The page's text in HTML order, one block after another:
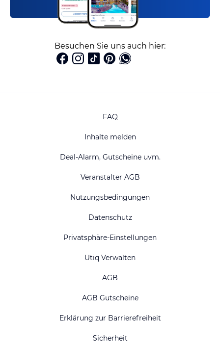
Besuchen Sie uns auch hier:
FAQ
Inhalte melden
Deal-Alarm, Gutscheine uvm.
Veranstalter AGB
Nutzungsbedingungen
Datenschutz
Privatsphäre-Einstellungen
Utiq Verwalten
AGB
AGB Gutscheine
Erklärung zur Barrierefreiheit
Sicherheit